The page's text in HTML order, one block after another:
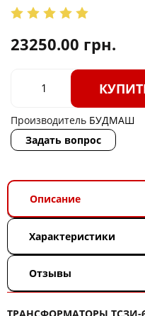
23250.00 грн.
Производитель БУДМАШ
Задать вопрос
Описание
Характеристики
Отзывы